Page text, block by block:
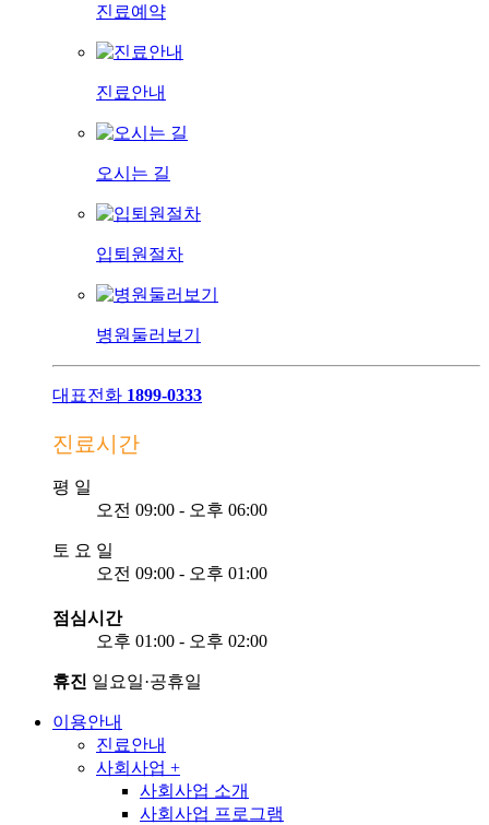
진료예약
진료안내
오시는 길
입퇴원절차
병원둘러보기
대표전화 1899-0333
진료시간
평 일
오전 09:00 - 오후 06:00
토 요 일
오전 09:00 - 오후 01:00
점심시간
오후 01:00 - 오후 02:00
휴진 일요일·공휴일
이용안내
진료안내
사회사업 +
사회사업 소개
사회사업 프로그램